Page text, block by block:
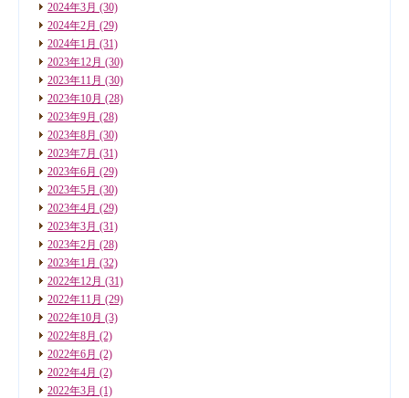
2024年3月 (30)
2024年2月 (29)
2024年1月 (31)
2023年12月 (30)
2023年11月 (30)
2023年10月 (28)
2023年9月 (28)
2023年8月 (30)
2023年7月 (31)
2023年6月 (29)
2023年5月 (30)
2023年4月 (29)
2023年3月 (31)
2023年2月 (28)
2023年1月 (32)
2022年12月 (31)
2022年11月 (29)
2022年10月 (3)
2022年8月 (2)
2022年6月 (2)
2022年4月 (2)
2022年3月 (1)